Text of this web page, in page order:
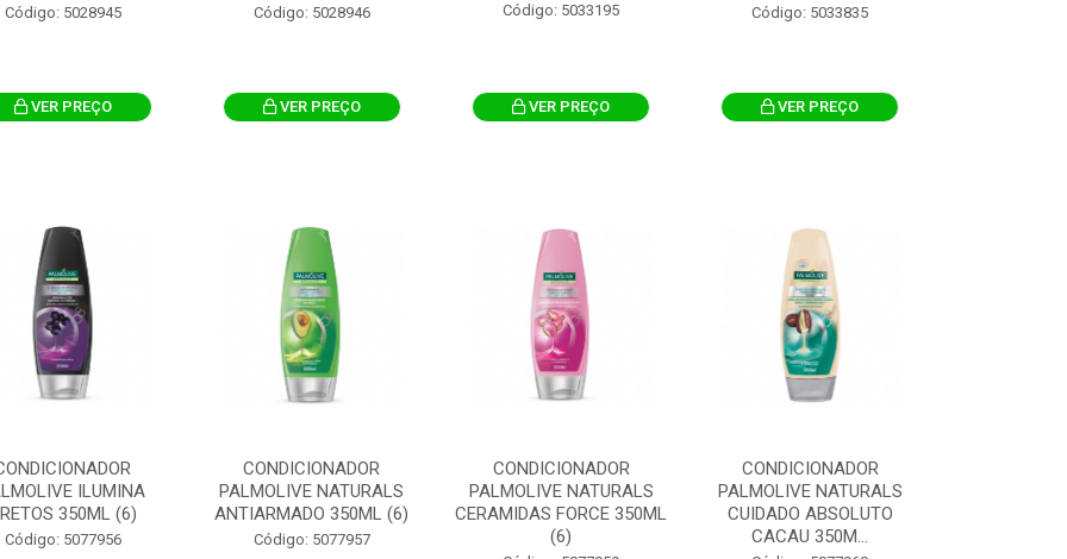
Código: 5028945
VER PREÇO
Código: 5028946
VER PREÇO
Código: 5033195
VER PREÇO
Código: 5033835
VER PREÇO
ILUMINA
350ML (6)
Código: 5077956
CONDICIONADOR
PALMOLIVE NATURALS
ANTIARMADO 350ML (6)
Código: 5077957
CONDICIONADOR
PALMOLIVE NATURALS
CERAMIDAS FORCE 350ML
(6)
CONDICIONADOR
PALMOLIVE NATURALS
CUIDADO ABSOLUTO
CACAU 350M...